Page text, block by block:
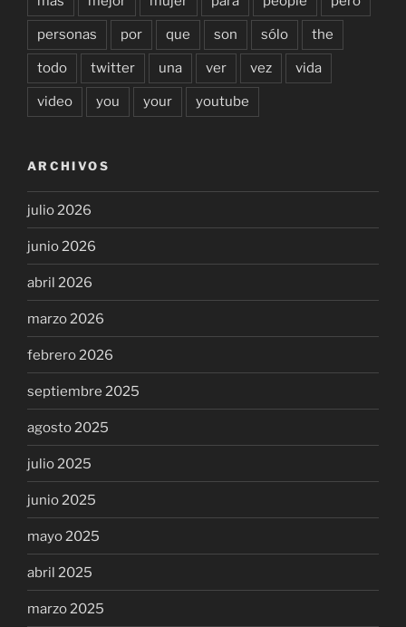
personas por que son sólo the
todo twitter una ver vez vida
video you your youtube
ARCHIVOS
julio 2026
junio 2026
abril 2026
marzo 2026
febrero 2026
septiembre 2025
agosto 2025
julio 2025
junio 2025
mayo 2025
abril 2025
marzo 2025